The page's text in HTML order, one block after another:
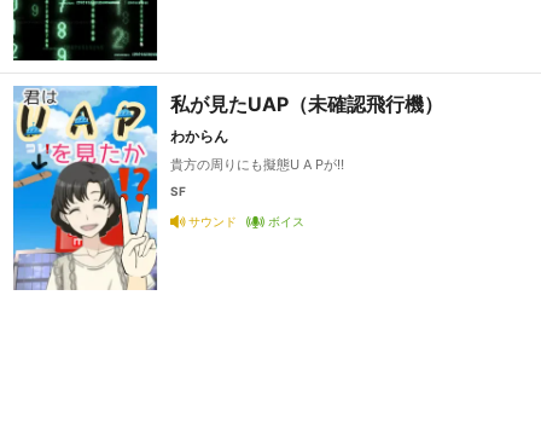
私が見たUAP（未確認飛行機）
わからん
貴方の周りにも擬態U A Pが‼️
SF
サウンド ボイス